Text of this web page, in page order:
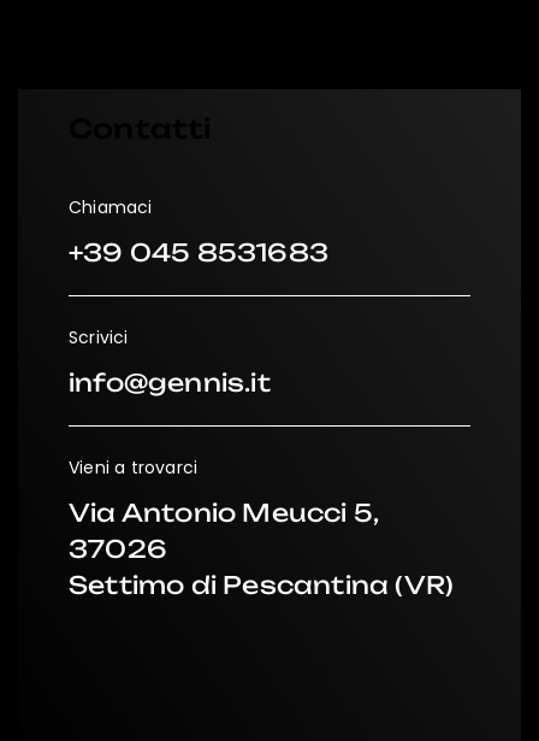
Chiamaci
+39 045 8531683
Scrivici
info@gennis.it
Vieni a trovarci
Via Antonio Meucci 5,
37026
Settimo di Pescantina (VR)